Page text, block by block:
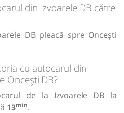
din Izvoarele DB către
DB pleacă spre Oncești
cu autocarul din
Oncești DB?
de la Izvoarele DB la
13min.